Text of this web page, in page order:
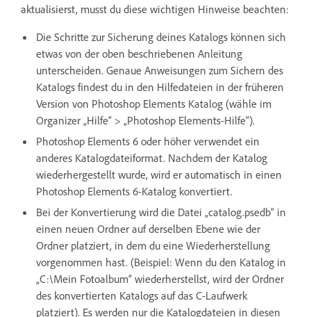
aktualisierst, musst du diese wichtigen Hinweise beachten:
Die Schritte zur Sicherung deines Katalogs können sich
etwas von der oben beschriebenen Anleitung
unterscheiden. Genaue Anweisungen zum Sichern des
Katalogs findest du in den Hilfedateien in der früheren
Version von Photoshop Elements Katalog (wähle im
Organizer „Hilfe“ > „Photoshop Elements-Hilfe“).
Photoshop Elements 6 oder höher verwendet ein
anderes Katalogdateiformat. Nachdem der Katalog
wiederhergestellt wurde, wird er automatisch in einen
Photoshop Elements 6-Katalog konvertiert.
Bei der Konvertierung wird die Datei „catalog.psedb“ in
einen neuen Ordner auf derselben Ebene wie der
Ordner platziert, in dem du eine Wiederherstellung
vorgenommen hast. (Beispiel: Wenn du den Katalog in
„C:\Mein Fotoalbum“ wiederherstellst, wird der Ordner
des konvertierten Katalogs auf das C-Laufwerk
platziert). Es werden nur die Katalogdateien in diesen